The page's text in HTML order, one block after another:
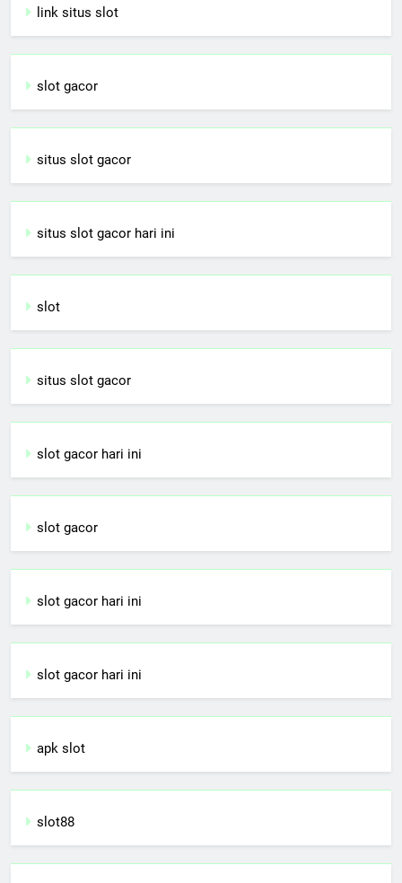
link situs slot
slot gacor
situs slot gacor
situs slot gacor hari ini
slot
situs slot gacor
slot gacor hari ini
slot gacor
slot gacor hari ini
slot gacor hari ini
apk slot
slot88